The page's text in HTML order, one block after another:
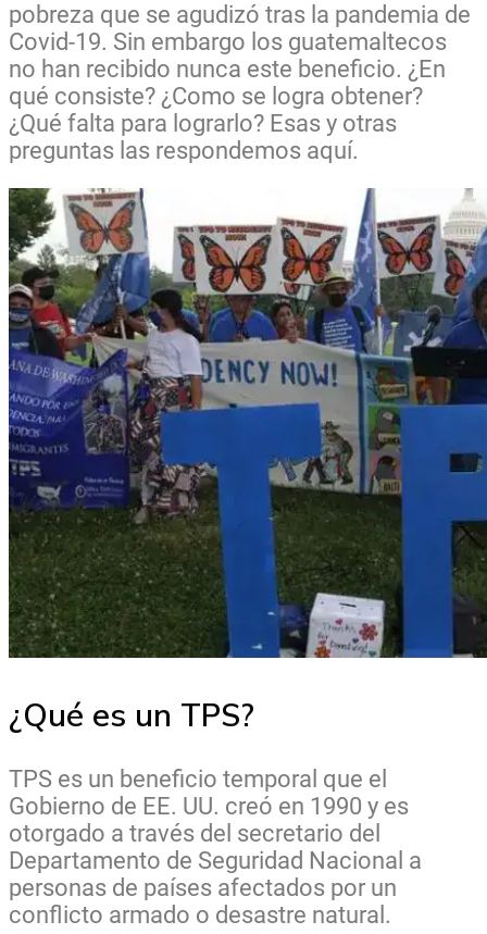
pobreza que se agudizó tras la pandemia de
Covid-19. Sin embargo los guatemaltecos
no han recibido nunca este beneficio. ¿En
qué consiste? ¿Como se logra obtener?
¿Qué falta para lograrlo? Esas y otras
preguntas las respondemos aquí.
¿Qué es un TPS?
TPS es un beneficio temporal que el
Gobierno de EE. UU. creó en 1990 y es
otorgado a través del secretario del
Departamento de Seguridad Nacional a
personas de países afectados por un
conflicto armado o desastre natural.